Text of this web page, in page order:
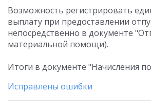
Возможность регистрировать
выплату при предоставлении
непосредственно в документе
материальной помощи).
Итоги в документе "Начисления
Исправлены ошибки